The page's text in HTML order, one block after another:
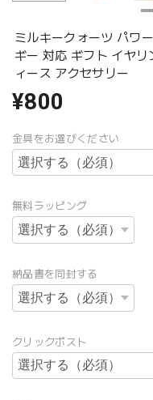
ミルキークォーツ パワ
ギー 対応 ギフト イヤ
ィース アクセサリー
¥800
金具をお選びください
無料ラッピング
納品書を同封する
クリックポスト